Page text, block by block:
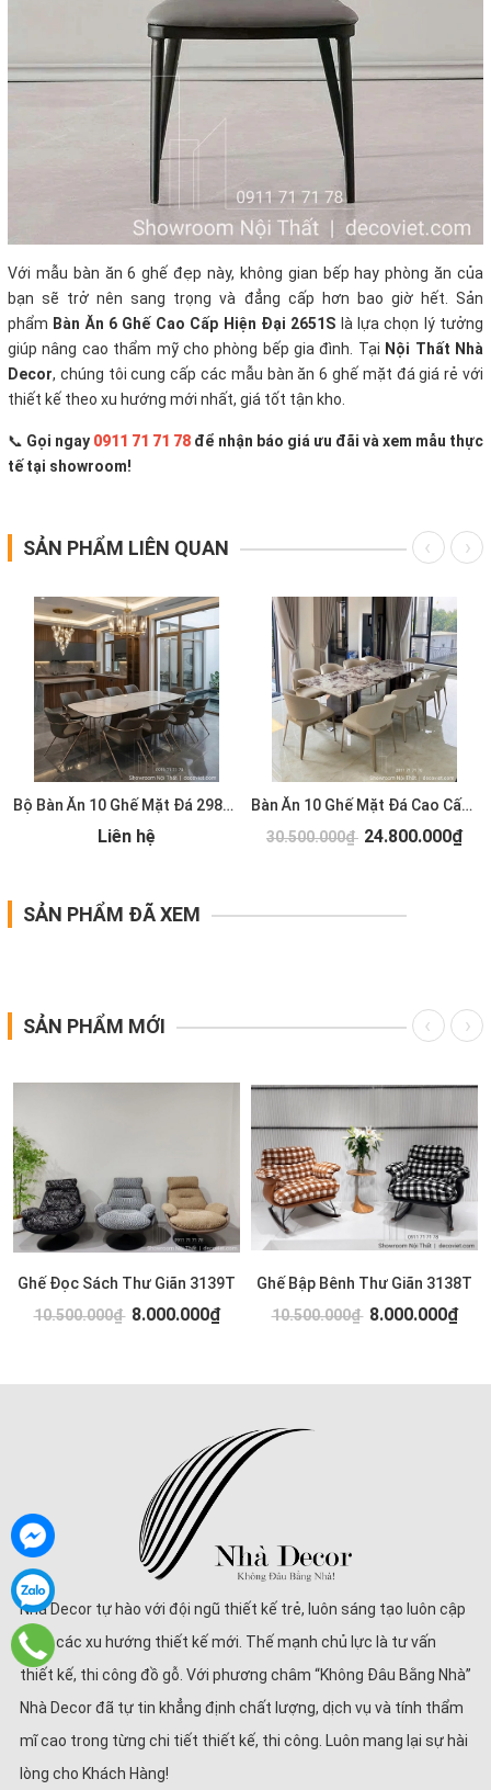
Với mẫu bàn ăn 6 ghế đẹp này, không gian bếp hay phòng ăn của
bạn sẽ trở nên sang trọng và đẳng cấp hơn bao giờ hết. Sản
phẩm Bàn Ăn 6 Ghế Cao Cấp Hiện Đại 2651S là lựa chọn lý tưởng
giúp nâng cao thẩm mỹ cho phòng bếp gia đình. Tại Nội Thất Nhà
Decor, chúng tôi cung cấp các mẫu bàn ăn 6 ghế mặt đá giá rẻ với
thiết kế theo xu hướng mới nhất, giá tốt tận kho.
📞 Gọi ngay 0911 71 71 78 để nhận báo giá ưu đãi và xem mẫu thực
tế tại showroom!
SẢN PHẨM LIÊN QUAN
Bộ Bàn Ăn 10 Ghế Mặt Đá 2981S
Liên hệ
Bàn Ăn 10 Ghế Mặt Đá Cao Cấp 2931S
30.500.000₫ 24.800.000₫
SẢN PHẨM ĐÃ XEM
SẢN PHẨM MỚI
Ghế Đọc Sách Thư Giãn 3139T
10.500.000₫ 8.000.000₫
Ghế Bập Bênh Thư Giãn 3138T
10.500.000₫ 8.000.000₫
Nhà Decor tự hào với đội ngũ thiết kế trẻ, luôn sáng tạo luôn cập
nhật các xu hướng thiết kế mới. Thế mạnh chủ lực là tư vấn
thiết kế, thi công đồ gỗ. Với phương châm “Không Đâu Bằng Nhà”
Nhà Decor đã tự tin khẳng định chất lượng, dịch vụ và tính thẩm
mĩ cao trong từng chi tiết thiết kế, thi công. Luôn mang lại sự hài
lòng cho Khách Hàng!